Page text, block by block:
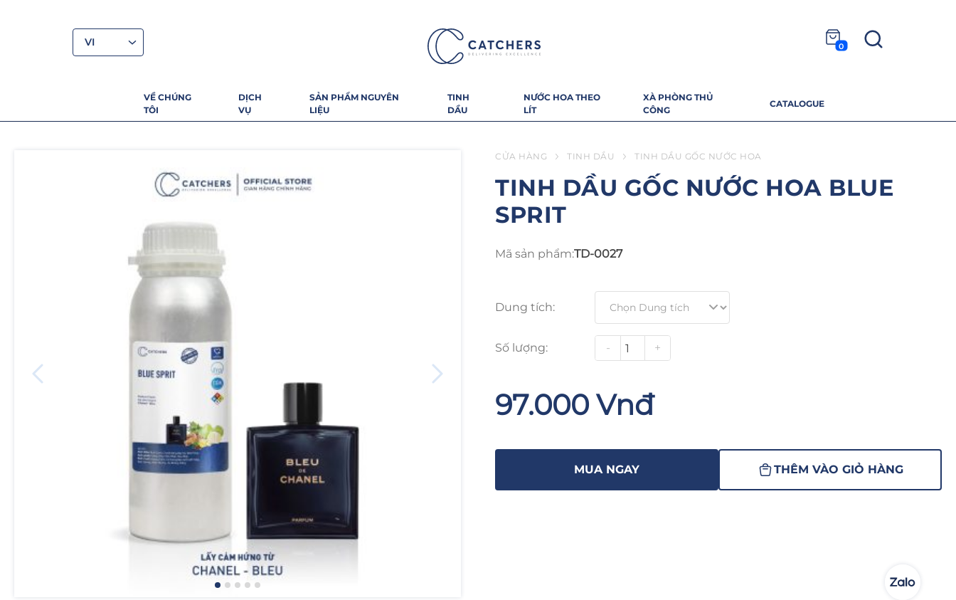
VI
VỀ CHÚNG
TÔI
DỊCH
VỤ
SẢN PHẨM NGUYÊN
LIỆU
TINH
DẦU
NƯỚC HOA THEO
LÍT
XÀ PHÒNG THỦ
CÔNG
CATALOGUE
0
CỬA HÀNG TINH DẦU TINH DẦU GỐC NƯỚC HOA
TINH DẦU GỐC NƯỚC HOA BLUE
SPRIT
Mã sản phẩm:TD-0027
Dung tích:
Số lượng: - +
97.000 Vnđ
MUA NGAY THÊM VÀO GIỎ HÀNG